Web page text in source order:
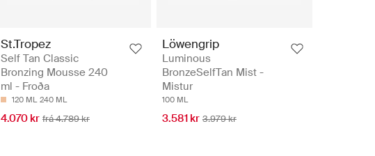
St.Tropez
Self Tan Classic
Bronzing Mousse 240
ml - Froða
120 ML 240 ML
4.070 kr frá 4.789 kr
Löwengrip
Luminous
BronzeSelfTan Mist -
Mistur
100 ML
3.581 kr 3.979 kr